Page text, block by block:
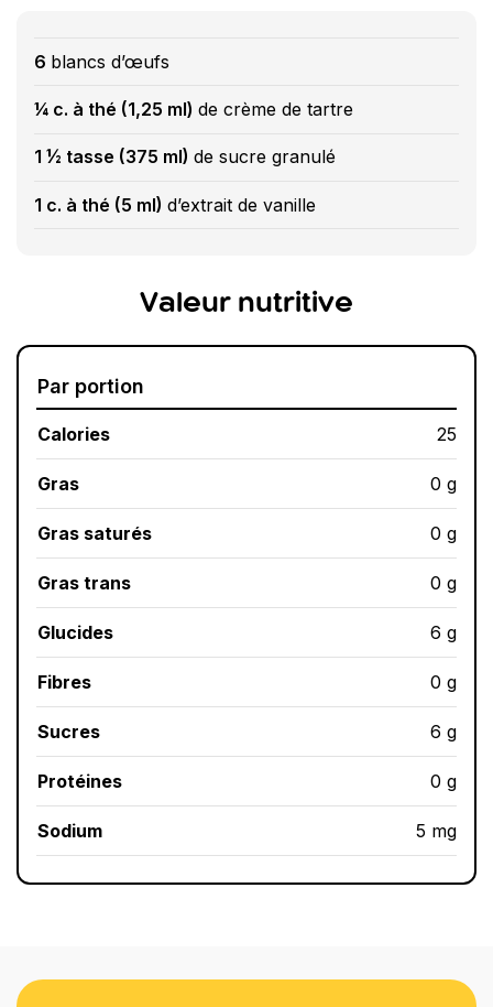
6 blancs d’œufs
¼ c. à thé (1,25 ml) de crème de tartre
1 ½ tasse (375 ml) de sucre granulé
1 c. à thé (5 ml) d’extrait de vanille
Valeur nutritive
Par portion
Calories 25
Gras 0 g
Gras saturés 0 g
Gras trans 0 g
Glucides 6 g
Fibres 0 g
Sucres 6 g
Protéines 0 g
Sodium 5 mg